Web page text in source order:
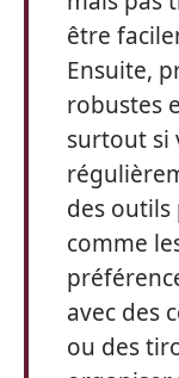
être
Ensuite,
robustes
surtout si
des outils
comme
avec des
ou des